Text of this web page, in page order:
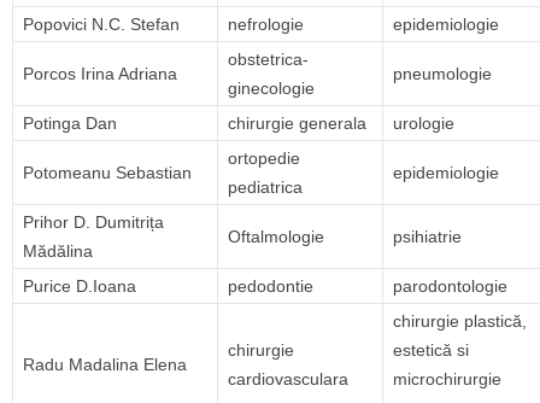
Popovici N.C. Stefan
nefrologie epidemiologie
Porcos Irina Adriana
obstetrica-
ginecologie
pneumologie
Potinga Dan chirurgie generala urologie
Potomeanu Sebastian
ortopedie
pediatrica
epidemiologie
Prihor D. Dumitrița
Mădălina
Oftalmologie psihiatrie
Purice D.Ioana pedodontie parodontologie
Radu Madalina Elena
chirurgie
cardiovasculara
chirurgie plastică,
estetică si
microchirurgie